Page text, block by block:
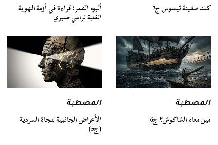
كلنا سفينة ثيسوس ج7 ألبوم القمر: قراءة في أزمة الهوية
الفنية لرامي صبري
المصطبة
مين معاه الشاكوش؟ ج6
المصطبة
الأعراض الجانبية لنجاة السردية
(ج5)